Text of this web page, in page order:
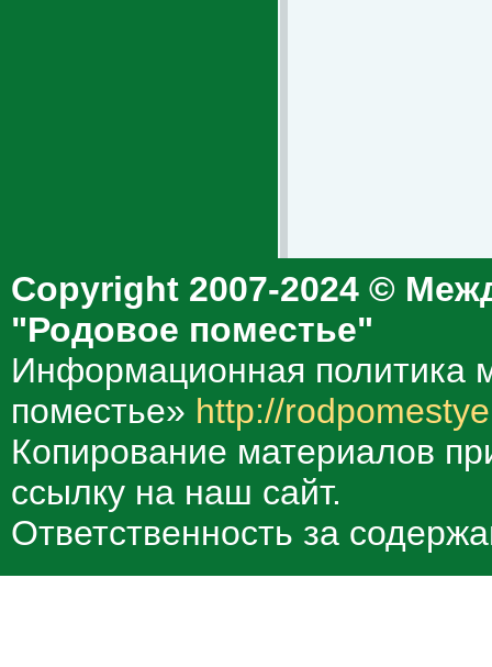
Copyright 2007-2024 ©
"Родовое поместье"
Информационная политика
поместье» http://
Копирование материалов
ссылку на наш сайт.
Ответственность за